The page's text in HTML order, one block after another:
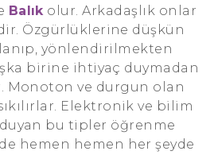
Balıkolur. Arkadaşlık onlar
Özgürlüklerine düşkün
yönlendirilmekten
birine ihtiyaç duymadan
Monoton ve durgun olan
Elektronik ve bilim
bu tipler öğrenme
hemen hemen her şeyde